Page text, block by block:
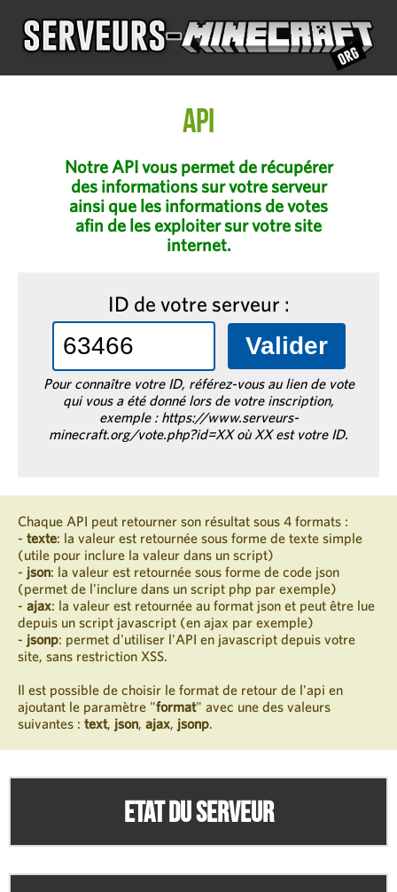
API
Notre API vous permet de récupérer
des informations sur votre serveur
ainsi que les informations de votes
afin de les exploiter sur votre site
internet.
ID de votre serveur :
Pour connaître votre ID, référez-vous au lien de vote
qui vous a été donné lors de votre inscription,
exemple : https://www.serveurs-
minecraft.org/vote.php?id=XX où XX est votre ID.
Chaque API peut retourner son résultat sous 4 formats :
- texte: la valeur est retournée sous forme de texte simple
(utile pour inclure la valeur dans un script)
- json: la valeur est retournée sous forme de code json
(permet de l'inclure dans un script php par exemple)
- ajax: la valeur est retournée au format json et peut être lue
depuis un script javascript (en ajax par exemple)
- jsonp: permet d'utiliser l'API en javascript depuis votre
site, sans restriction XSS.
Il est possible de choisir le format de retour de l'api en
ajoutant le paramètre "format" avec une des valeurs
suivantes : text, json, ajax, jsonp.
Etat du serveur